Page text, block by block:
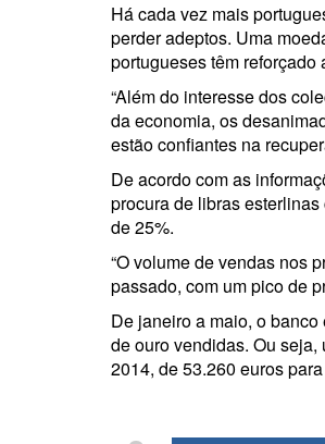
Há cada vez mais
perder adeptos. Uma
portugueses têm reforçado
“Além do interesse dos
da economia, os
estão confiantes na
De acordo com as
procura de libras
de 25%.
“O volume de vendas nos
passado, com um pico de
De janeiro a maio, o
de ouro vendidas. Ou
2014, de 53.260 euros